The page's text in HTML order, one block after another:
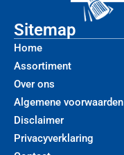
Sitemap
Home
Assortiment
Over ons
Algemene voorwaarden
Disclaimer
Privacyverklaring